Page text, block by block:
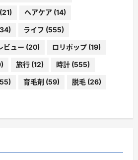
(21) ヘアケア (14)
ライフ (555)
ビュー (20) ロリポップ (19)
旅行 (12) 時計 (555)
育毛剤 (59) 脱毛 (26)